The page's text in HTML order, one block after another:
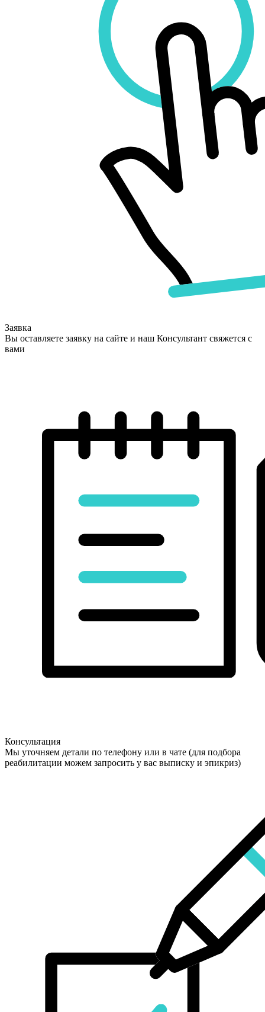
Заявка
Вы оставляете заявку на сайте и наш Консультант свяжется с
вами
Консультация
Мы уточняем детали по телефону или в чате (для подбора
реабилитации можем запросить у вас выписку и эпикриз)